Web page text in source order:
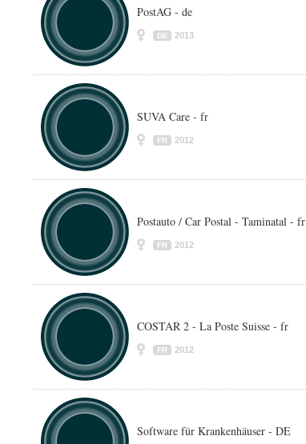
PostAG - de
DE 2013
SUVA Care - fr
FR 2012
Postauto / Car Postal - Taminatal - fr
FR 2012
COSTAR 2 - La Poste Suisse - fr
FR 2012
Software für Krankenhäuser - DE